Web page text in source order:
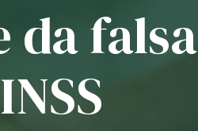
da falsa